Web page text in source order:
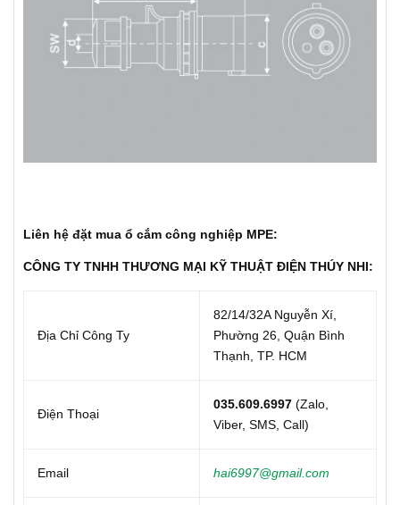
Liên hệ đặt mua ổ cắm công nghiệp MPE:
CÔNG TY TNHH THƯƠNG MẠI KỸ THUẬT ĐIỆN THÚY NHI:
Địa Chỉ Công Ty
82/14/32A Nguyễn Xí,
Phường 26, Quận Bình
Thạnh, TP. HCM
Điện Thoại
035.609.6997 (Zalo,
Viber, SMS, Call)
Email hai6997@gmail.com